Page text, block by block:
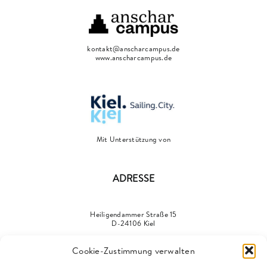
Cookie-Zustimmung verwalten
kontakt@anscharcampus.de
www.anscharcampus.de
Mit Unterstützung von
ADRESSE
Heiligendammer Straße 15
D-24106 Kiel